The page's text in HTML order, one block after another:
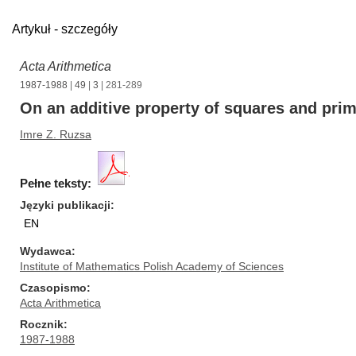
Artykuł - szczegóły
Acta Arithmetica
1987-1988 49 3 | 281-289
On an additive property of squares and
Imre Z. Ruzsa
Pełne teksty:
Języki publikacji
EN
Wydawca
Institute of Mathematics Polish Academy of Sciences
Czasopismo
Acta Arithmetica
Rocznik
1987-1988